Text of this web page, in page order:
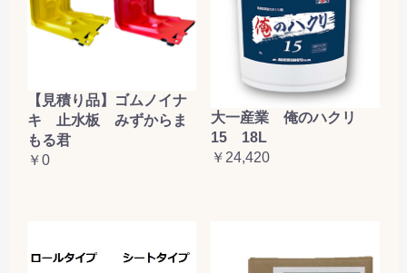
【見積り品】ゴムノイナ
キ 止水板 みずからま
もる君
￥0
大一産業 俺のハクリ
15 18L
￥24,420